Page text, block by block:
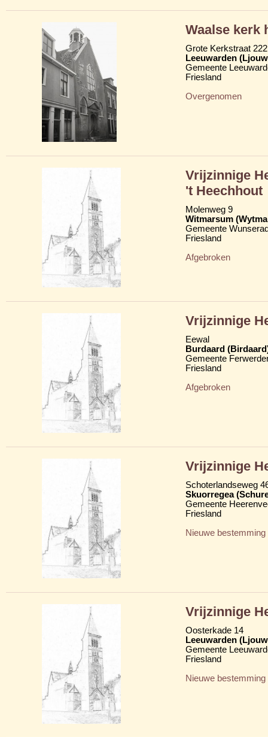
Waalse kerk
Grote Kerkstraat 222
Leeuwarden
Gemeente
Friesland
Overgenomen
Vrijzinnige
't Heechhout
Molenweg 9
Witmarsum
Gemeente
Friesland
Afgebroken
Vrijzinnige
Eewal
Burdaard
Gemeente
Friesland
Afgebroken
Vrijzinnige
Schoterlandseweg
Skuorregea
Gemeente
Friesland
Nieuwe bestemming
Vrijzinnige
Oosterkade 14
Leeuwarden
Gemeente
Friesland
Nieuwe bestemming